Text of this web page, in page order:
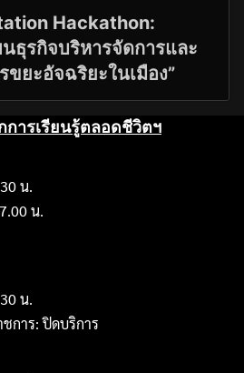
Hackathon:
ธุรกิจบริหารจัดการและ
ยะอัจฉริยะในเมือง”
การเรียนรู้ตลอดชีวิตฯ
น.
น.
น.
การ: ปิดบริการ